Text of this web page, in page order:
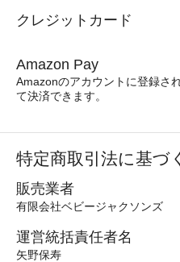
クレジットカード
Amazon Pay
Amazonのアカウントに登録さ
て決済できます。
特定商取引法に基づ
販売業者
有限会社ベビージャクソンズ
運営統括責任者名
矢野保寿